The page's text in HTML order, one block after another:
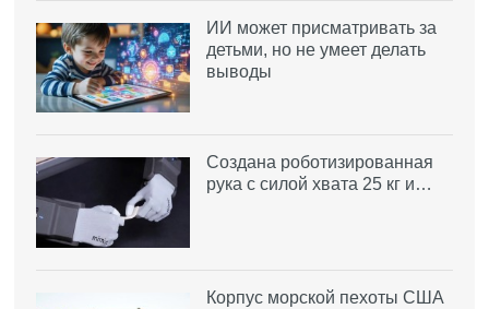
ИИ может присматривать за
детьми, но не умеет делать
выводы
Создана роботизированная
рука с силой хвата 25 кг и…
Корпус морской пехоты США